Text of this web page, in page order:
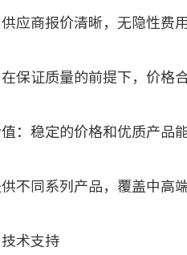
商报价清晰，无隐性费用
证质量的前提下，价格合
稳定的价格和优质产品能
同系列产品，覆盖中高
术支持